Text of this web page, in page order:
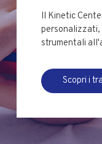
Il Kinetic
personalizzati,
strumentali
Scopri i